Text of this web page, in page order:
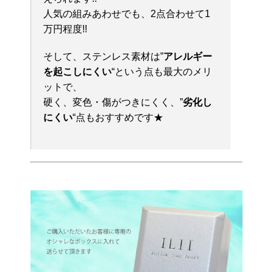
人気の組みあわせでも、2点合わせて1
万円程度!!
そして、ステンレス素材は”アレルギー
を起こしにくい“という点も最大のメリ
ットで、
硬く、変色・傷がつきにくく、”劣化し
にくい“点もおすすめです★